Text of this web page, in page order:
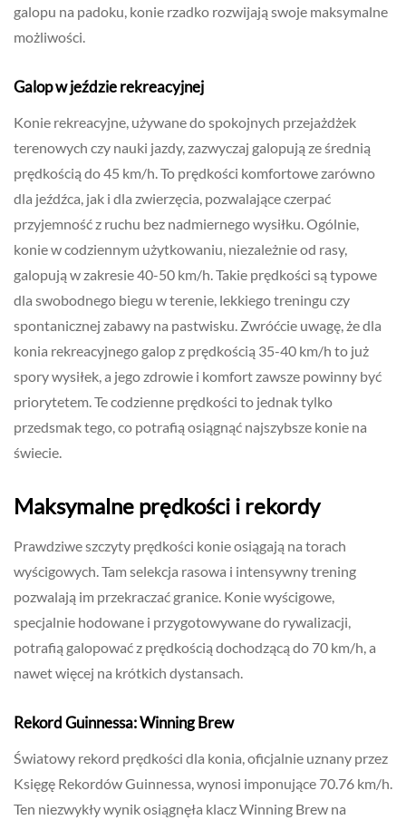
galopu na padoku, konie rzadko rozwijają swoje maksymalne
możliwości.
Galop w jeździe rekreacyjnej
Konie rekreacyjne, używane do spokojnych przejażdżek
terenowych czy nauki jazdy, zazwyczaj galopują ze średnią
prędkością do 45 km/h. To prędkości komfortowe zarówno
dla jeźdźca, jak i dla zwierzęcia, pozwalające czerpać
przyjemność z ruchu bez nadmiernego wysiłku. Ogólnie,
konie w codziennym użytkowaniu, niezależnie od rasy,
galopują w zakresie 40-50 km/h. Takie prędkości są typowe
dla swobodnego biegu w terenie, lekkiego treningu czy
spontanicznej zabawy na pastwisku. Zwróćcie uwagę, że dla
konia rekreacyjnego galop z prędkością 35-40 km/h to już
spory wysiłek, a jego zdrowie i komfort zawsze powinny być
priorytetem. Te codzienne prędkości to jednak tylko
przedsmak tego, co potrafią osiągnąć najszybsze konie na
świecie.
Maksymalne prędkości i rekordy
Prawdziwe szczyty prędkości konie osiągają na torach
wyścigowych. Tam selekcja rasowa i intensywny trening
pozwalają im przekraczać granice. Konie wyścigowe,
specjalnie hodowane i przygotowywane do rywalizacji,
potrafią galopować z prędkością dochodzącą do 70 km/h, a
nawet więcej na krótkich dystansach.
Rekord Guinnessa: Winning Brew
Światowy rekord prędkości dla konia, oficjalnie uznany przez
Księgę Rekordów Guinnessa, wynosi imponujące 70.76 km/h.
Ten niezwykły wynik osiągnęła klacz Winning Brew na